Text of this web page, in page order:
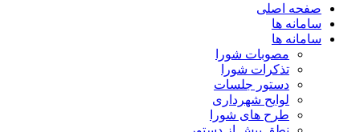
صفحه اصلی
سامانه ها
سامانه ها
مصوبات شورا
تذکرات شورا
دستور جلسات
لوایح شهرداری
طرح های شورا